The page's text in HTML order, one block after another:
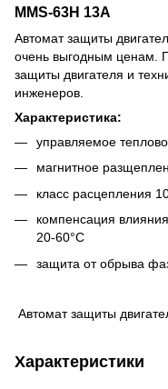
MMS-63H 13A
Автомат защиты
очень выгодным ценам.
защиты двигателя и
инженеров.
Характеристика:
управляемое
магнитное
класс расцепления
компенсация
20-60°С
защита от обрыва
Автомат защиты
Характеристики